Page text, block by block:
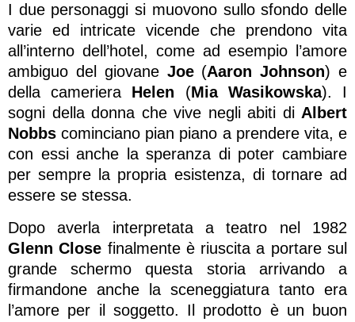
I due personaggi si muovono sullo sfondo delle
varie ed intricate vicende che prendono vita
all’interno dell’hotel, come ad esempio l’amore
ambiguo del giovane Joe(Aaron Johnson) e
della cameriera Helen (Mia Wasikowska). I
sogni della donna che vive negli abiti di Albert
Nobbscominciano pian piano a prendere vita, e
con essi anche la speranza di poter cambiare
per sempre la propria esistenza, di tornare ad
essere se stessa.
Dopo averla interpretata a teatro nel 1982
Glenn Close finalmente è riuscita a portare sul
grande schermo questa storia arrivando a
firmandone anche la sceneggiatura tanto era
l’amore per il soggetto. Il prodotto è un buon